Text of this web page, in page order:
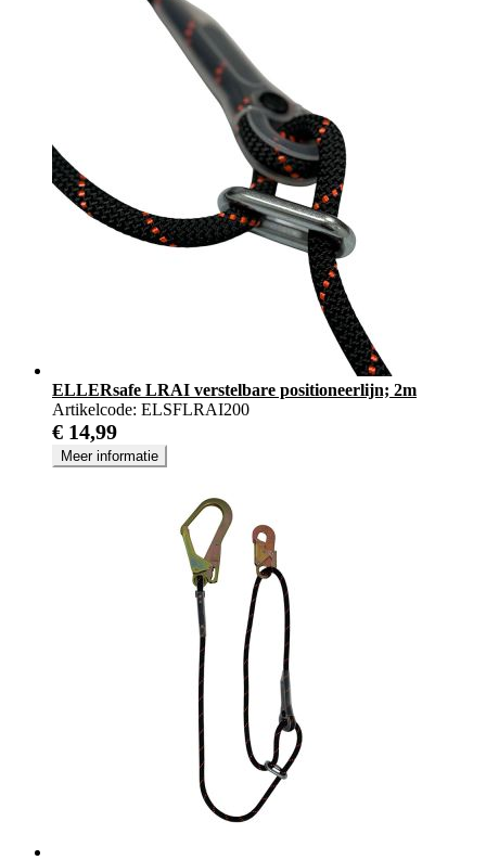
ELLERsafe LRAI verstelbare positioneerlijn; 2m
Artikelcode: ELSFLRAI200
€ 14,99
Meer informatie